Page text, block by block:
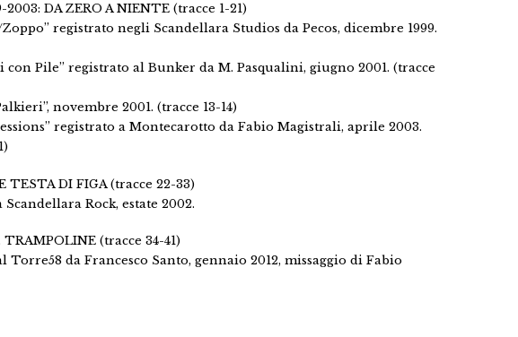
2003: DA ZERO A NIENTE (tracce 1-21)
registrato negli Scandellara Studios da Pecos, dicembre 1999.
con Pile” registrato al Bunker da M. Pasqualini, giugno 2001. (tracce
novembre 2001. (tracce 13-14)
registrato a Montecarotto da Fabio Magistrali, aprile 2003.
TESTA DI FIGA (tracce 22-33)
Scandellara Rock, estate 2002.
TRAMPOLINE (tracce 34-41)
Torre58 da Francesco Santo, gennaio 2012, missaggio di Fabio